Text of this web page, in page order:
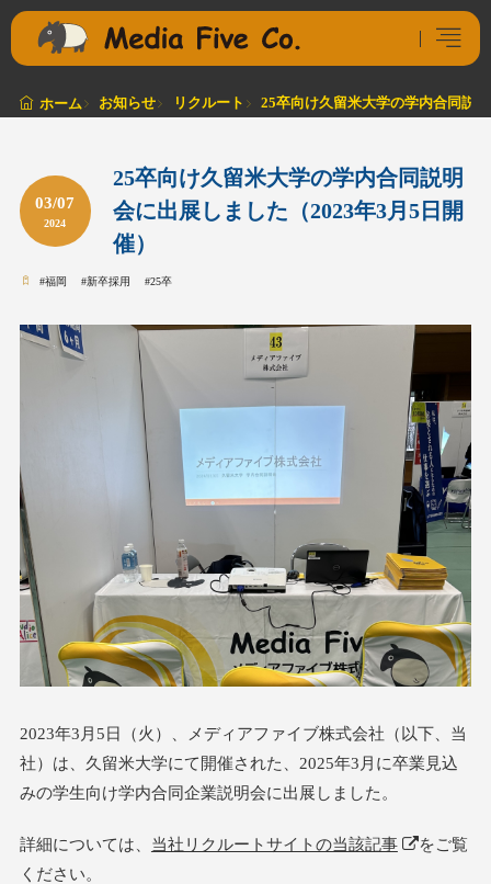
ホーム お知らせ リクルート 25卒向け久留米大学の学内合同説
03/07
2024
25卒向け久留米大学の学内合同説明
会に出展しました（2023年3月5日開
催）
#福岡 #新卒採用 #25卒
2023年3月5日（火）、メディアファイブ株式会社（以下、当
社）は、久留米大学にて開催された、2025年3月に卒業見込
みの学生向け学内合同企業説明会に出展しました。
詳細については、 当社リクルートサイトの当該記事
をご覧
ください。